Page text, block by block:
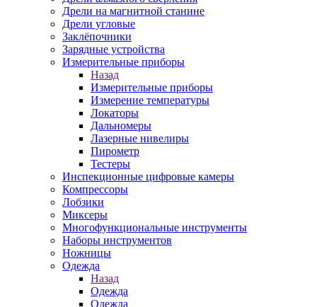
Дрели на магнитной станине
Дрели угловые
Заклёпочники
Зарядные устройства
Измерительные приборы
Назад
Измерительные приборы
Измерение температуры
Локаторы
Дальномеры
Лазерные нивелиры
Пирометр
Тестеры
Инспекционные цифровые камеры
Компрессоры
Лобзики
Миксеры
Многофункциональные инструменты
Наборы инструментов
Ножницы
Одежда
Назад
Одежда
Одежда